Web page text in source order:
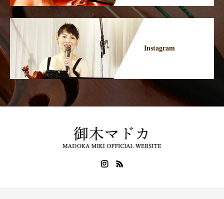
Instagram